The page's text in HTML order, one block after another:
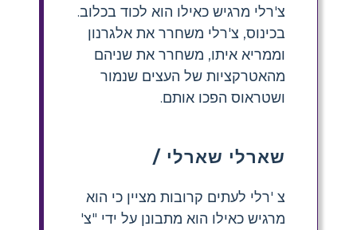
צ'רלי מרגיש כאילו הוא לכוד בכלוב.
בכינוס, צ'רלי משחרר את אלגרנון
וממריא איתו, משחרר את שניהם
מהאטרקציות של העצים שנמור
ושטראוס הפכו אותם.
שארלי שארלי /
צ 'רלי לעתים קרובות מציין כי הוא
מרגיש כאילו הוא מתבונן על ידי "צ'